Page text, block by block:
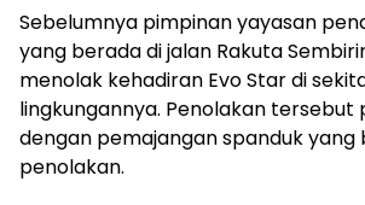
Sebelumnya pimpinan yayasan
yang berada di jalan Rakuta
menolak kehadiran Evo Star di
lingkungannya. Penolakan tersebut
dengan pemajangan spanduk yang
penolakan.